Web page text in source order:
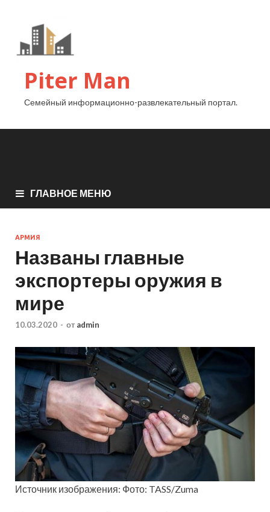
Piter Man
Семейный информационно-развлекательный портал.
ГЛАВНОЕ МЕНЮ
АРМИЯ
Названы главные
экспортеры оружия в
мире
10.03.2020 - от admin
Источник изображения: Фото: TASS/Zuma